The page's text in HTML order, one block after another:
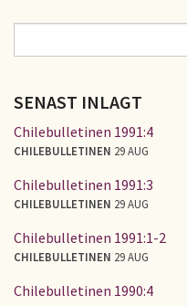
SÖKFORMULÄR
SENAST INLAGT
Chilebulletinen 1991:4
CHILEBULLETINEN 29 AUG
Chilebulletinen 1991:3
CHILEBULLETINEN 29 AUG
Chilebulletinen 1991:1-2
CHILEBULLETINEN 29 AUG
Chilebulletinen 1990:4